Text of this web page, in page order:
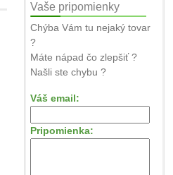
Vaše pripomienky
Chýba Vám tu nejaký tovar
?
Máte nápad čo zlepšiť ?
Našli ste chybu ?
Váš email:
Pripomienka: